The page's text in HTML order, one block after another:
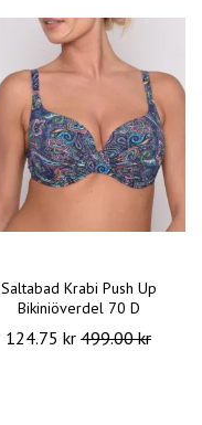
Saltabad Krabi Push Up
Bikiniöverdel 70 D
124.75 kr 499.00 kr